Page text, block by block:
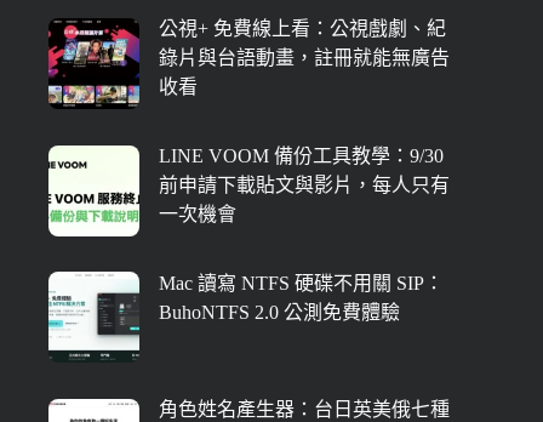
公視+ 免費線上看：公視戲劇、紀
錄片與台語動畫，註冊就能無廣告
收看
LINE VOOM 備份工具教學：9/30
前申請下載貼文與影片，每人只有
一次機會
Mac 讀寫 NTFS 硬碟不用關 SIP：
BuhoNTFS 2.0 公測免費體驗
角色姓名產生器：台日英美俄七種